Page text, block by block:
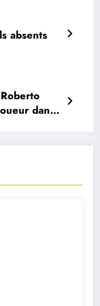
absents
dans